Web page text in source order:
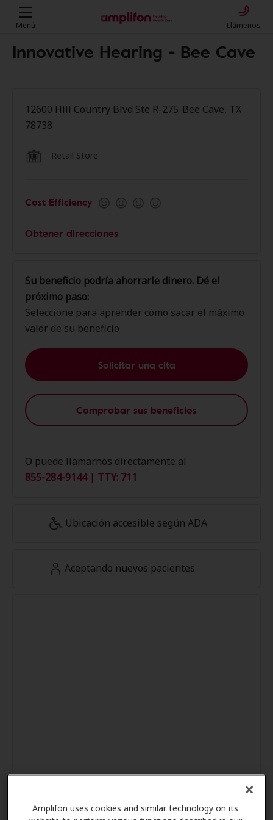
Amplifon uses cookies and similar technology on its
Menú Llámenos
Innovative Hearing - Bee Cave
12600 Hill Country Blvd Ste R-275-Bee Cave, TX
78738
Retail Store
Cost Efficiency
Obtener direcciones
Su beneficio podría ahorrarle dinero. Dé el
próximo paso:
Seleccione para aprender cómo sacar el máximo
valor de su beneficio
Solicitar una cita
Comprobar sus beneficios
O puede llamarnos directamente al
855-284-9144 | TTY: 711
Ubicación accesible según ADA
Aceptando nuevos pacientes